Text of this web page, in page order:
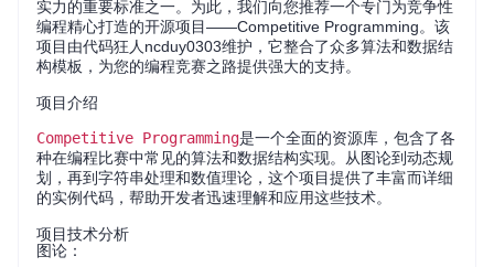
实力的重要标准之一。为此，我们向您推荐一个专门为竞争性
编程精心打造的开源项目——Competitive Programming。该
项目由代码狂人ncduy0303维护，它整合了众多算法和数据结
构模板，为您的编程竞赛之路提供强大的支持。
项目介绍
Competitive Programming是一个全面的资源库，包含了各
种在编程比赛中常见的算法和数据结构实现。从图论到动态规
划，再到字符串处理和数值理论，这个项目提供了丰富而详细
的实例代码，帮助开发者迅速理解和应用这些技术。
项目技术分析
图论：